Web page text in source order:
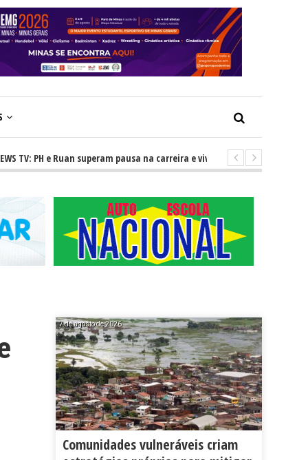
PH e Ruan superam pausa na carreira e vivem ascensão no cenário
7 de agosto de 2026
Comunidades vulneráveis criam